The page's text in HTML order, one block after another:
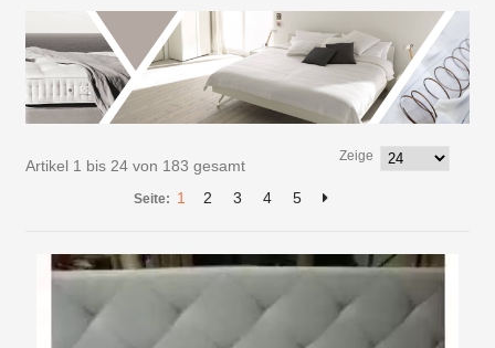
Artikel 1 bis 24 von 183 gesamt
Zeige
Seite: 1 2 3 4 5